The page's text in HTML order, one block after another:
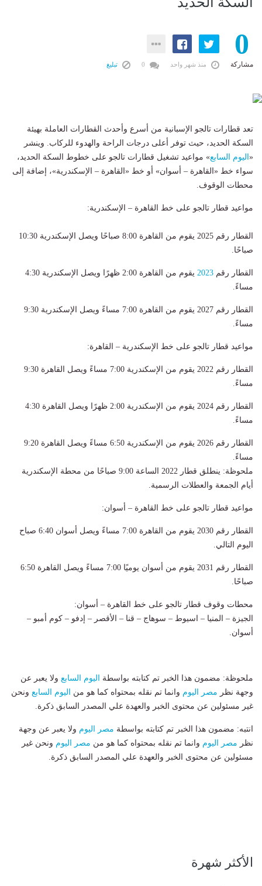
0
مشاركة منذ شهر واحد تبليغ
تعد قطارات تالجو الإسبانية من أسرع وأحدث القطارات العاملة بهيئة
السكة الحديد، حيث توفر أعلى درجات الراحة والهدوء للركاب. وينشر
«اليوم السابع» مواعيد تشغيل قطارات تالجو على خطوط السكة الحديد،
سواء خط «القاهرة – أسوان» أو خط «القاهرة – الإسكندرية»، إضافة إلى
محطات الوقوف.
مواعيد قطار تالجو على خط القاهرة – الإسكندرية:
القطار رقم 2025 يقوم من القاهرة 8:00 صباحًا ويصل الإسكندرية 10:30
صباحًا.
القطار رقم 2023
يقوم من القاهرة 2:00 ظهرًا ويصل الإسكندرية 4:30
مساءً.
القطار رقم 2027 يقوم من القاهرة 7:00 مساءً ويصل الإسكندرية 9:30
مساءً.
مواعيد قطار تالجو على خط الإسكندرية – القاهرة:
القطار رقم 2022 يقوم من الإسكندرية 7:00 مساءً ويصل القاهرة 9:30
مساءً.
القطار رقم 2024 يقوم من الإسكندرية 2:00 ظهرًا ويصل القاهرة 4:30
مساءً.
القطار رقم 2026 يقوم من الإسكندرية 6:50 مساءً ويصل القاهرة 9:20
مساءً.
ملحوظة: ينطلق قطار 2022 الساعة 9:00 صباحًا من محطة الإسكندرية
أيام الجمعة والعطلات الرسمية.
مواعيد قطار تالجو على خط القاهرة – أسوان:
القطار رقم 2030 يقوم من القاهرة 7:00 مساءً ويصل أسوان 6:40 صباح
اليوم التالي.
القطار رقم 2031 يقوم من أسوان يوميًا 7:00 مساءً ويصل القاهرة 6:50
صباحًا.
محطات وقوف قطار تالجو على خط القاهرة – أسوان:
الجيزة – المنيا – اسيوط – سوهاج – قنا – الأقصر – إدفو – كوم أمبو –
أسوان.
ملحوظة: مضمون هذا الخبر تم كتابته بواسطة اليوم السابع ولا يعبر عن
وجهة نظر مصر اليوم وانما تم نقله بمحتواه كما هو من اليوم السابع ونحن
غير مسئولين عن محتوى الخبر والعهدة علي المصدر السابق ذكرة.
انتبه: مضمون هذا الخبر تم كتابته بواسطة مصر اليوم ولا يعبر عن وجهة
نظر مصر اليوم وانما تم نقله بمحتواه كما هو من مصر اليوم ونحن غير
مسئولين عن محتوى الخبر والعهدة علي المصدر السابق ذكرة.
الأكثر شهرة